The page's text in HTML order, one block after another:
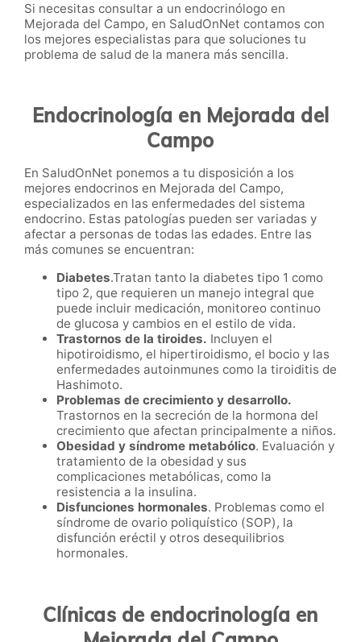
Si necesitas consultar a un endocrinólogo en
Mejorada del Campo, en SaludOnNet contamos con
los mejores especialistas para que soluciones tu
problema de salud de la manera más sencilla.
Endocrinología en Mejorada del
Campo
En SaludOnNet ponemos a tu disposición a los
mejores endocrinos en Mejorada del Campo,
especializados en las enfermedades del sistema
endocrino. Estas patologías pueden ser variadas y
afectar a personas de todas las edades. Entre las
más comunes se encuentran:
Diabetes.Tratan tanto la diabetes tipo 1 como
tipo 2, que requieren un manejo integral que
puede incluir medicación, monitoreo continuo
de glucosa y cambios en el estilo de vida.
Trastornos de la tiroides. Incluyen el
hipotiroidismo, el hipertiroidismo, el bocio y las
enfermedades autoinmunes como la tiroiditis de
Hashimoto.
Problemas de crecimiento y desarrollo.
Trastornos en la secreción de la hormona del
crecimiento que afectan principalmente a niños.
Obesidad y síndrome metabólico. Evaluación y
tratamiento de la obesidad y sus
complicaciones metabólicas, como la
resistencia a la insulina.
Disfunciones hormonales. Problemas como el
síndrome de ovario poliquístico (SOP), la
disfunción eréctil y otros desequilibrios
hormonales.
Clínicas de endocrinología en